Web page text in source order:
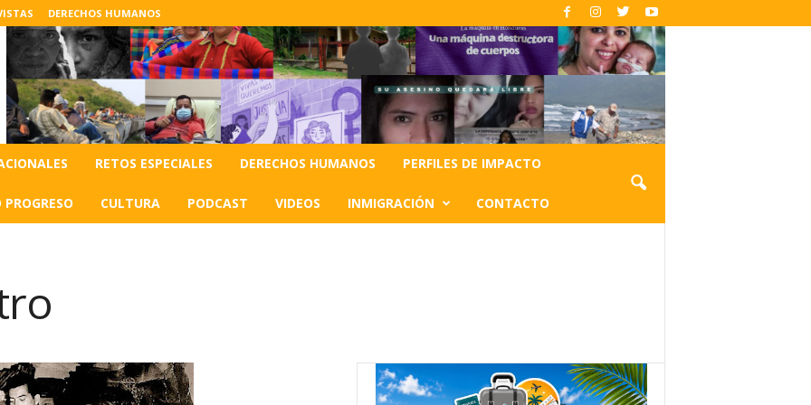
DERECHOS HUMANOS
RETOS ESPECIALES DERECHOS HUMANOS PERFILES DE IMPACTO
PROGRESO CULTURA PODCAST VIDEOS INMIGRACIÓN CONTACTO